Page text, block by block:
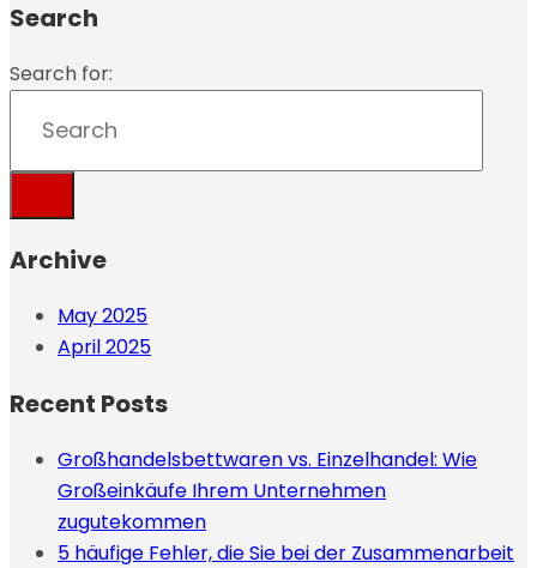
Search
Search for:
Archive
May 2025
April 2025
Recent Posts
Großhandelsbettwaren vs. Einzelhandel: Wie
Großeinkäufe Ihrem Unternehmen
zugutekommen
5 häufige Fehler, die Sie bei der Zusammenarbeit